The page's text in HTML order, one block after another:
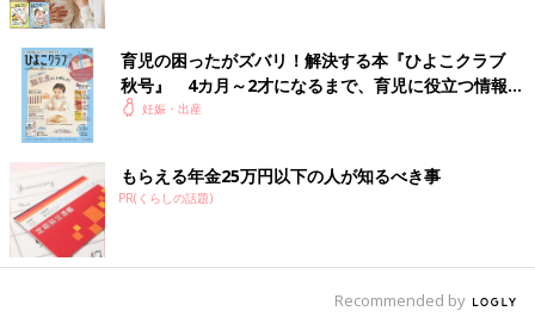
育児の困ったがズバリ！解決する本『ひよこクラブ
秋号』 4カ月～2才になるまで、育児に役立つ情報が
いっぱい！
妊娠・出産
もらえる年金25万円以下の人が知るべき事
PR(くらしの話題)
Recommended by